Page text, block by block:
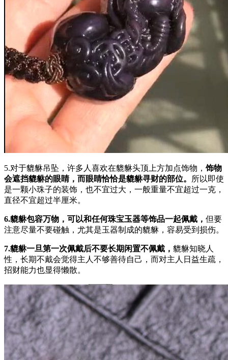
5.对于貔貅吊坠，许多人喜欢在貔貅头顶上方加点饰物，饰物
会遮挡貔貅的眼睛，而眼睛恰恰是貔貅寻财的部位。
所以即使
是一颗小珠子的装饰，也不宜过大，一般重量不宜超过一克，
直径不宜超过半厘米。
6.貔貅包容万物，可以和任何珠宝玉器等饰品一起佩戴， 但要
注意尽量不要碰触，尤其是玉器制成的貔貅，容易受到损伤。
7.貔貅一旦第一次佩戴后不要长期闲置不佩戴， 貔貅知晓人
性，长期不戴会觉得主人不够善待自己，而对主人日益生疏，
招财能力也显得懒散。